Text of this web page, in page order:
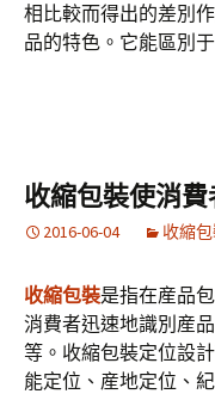
相比較而得出的差別
品的特色。它能區別
收縮包裝使消
2016-06-04 收縮
收縮包裝是指在産品
消費者迅速地識別産
等。收縮包裝定位設
能定位、産地定位、